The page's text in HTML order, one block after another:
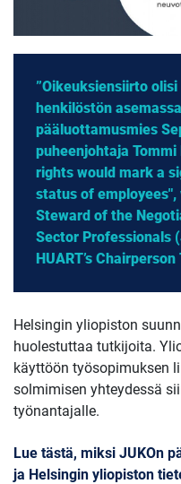
”Oikeuksiensiirto
henkilöstön
pääluottamusmies
puheenjohtaja
rights would mark a
status of
Steward of the
Sector Professionals
HUART’s
Helsingin yliopiston
huolestuttaa tutkijoita.
käyttöön työsopimuksen
solmimisen yhteydessä
työnantajalle.
Lue tästä, miksi JUKOn
ja Helsingin yliopiston